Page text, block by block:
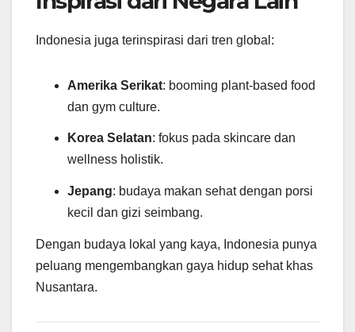
Indonesia juga terinspirasi dari tren global:
Amerika Serikat: booming plant-based food
dan gym culture.
Korea Selatan: fokus pada skincare dan
wellness holistik.
Jepang: budaya makan sehat dengan porsi
kecil dan gizi seimbang.
Dengan budaya lokal yang kaya, Indonesia punya
peluang mengembangkan gaya hidup sehat khas
Nusantara.